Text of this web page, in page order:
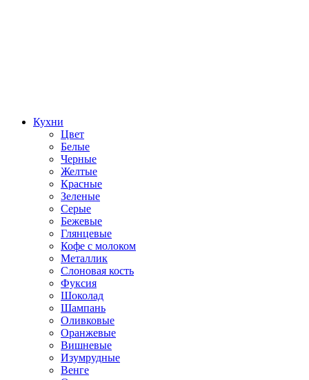
Кухни
Цвет
Белые
Черные
Желтые
Красные
Зеленые
Серые
Бежевые
Глянцевые
Кофе с молоком
Металлик
Слоновая кость
Фуксия
Шоколад
Шампань
Оливковые
Оранжевые
Вишневые
Изумрудные
Венге